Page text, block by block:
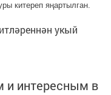
китереп яңартылган.
укый
интересным в